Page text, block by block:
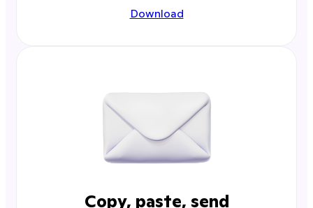
Download
Copy, paste, send